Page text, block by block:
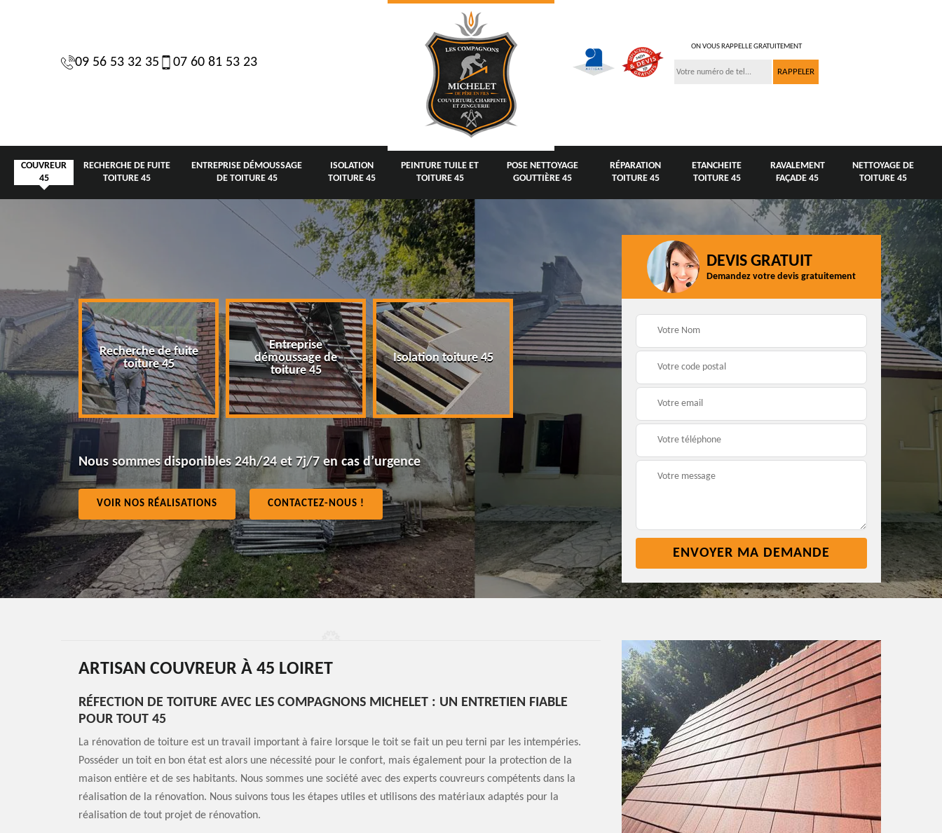
09 56 53 32 35 07 60 81 53 23
ON VOUS RAPPELLE GRATUITEMENT
COUVREUR
45
RECHERCHE DE FUITE
TOITURE 45
ENTREPRISE DÉMOUSSAGE
DE TOITURE 45
ISOLATION
TOITURE 45
PEINTURE TUILE ET
TOITURE 45
POSE NETTOYAGE
GOUTTIÈRE 45
RÉPARATION
TOITURE 45
ETANCHEITE
TOITURE 45
RAVALEMENT
FAÇADE 45
NETTOYAGE DE
TOITURE 45
45
Recherche de fuite
toiture 45
Entreprise
démoussage de
toiture 45
Isolation toiture 45
Peinture tuile et
toiture 45
Pose nettoyage
gouttière 45
Réparation toiture 45
Nous sommes disponibles 24h/24 et 7j/7 en cas d’urgence
VOIR NOS RÉALISATIONS CONTACTEZ-NOUS !
DEVIS GRATUIT
Demandez votre devis gratuitement
ARTISAN COUVREUR À 45 LOIRET
RÉFECTION DE TOITURE AVEC LES COMPAGNONS MICHELET : UN ENTRETIEN FIABLE
POUR TOUT 45
La rénovation de toiture est un travail important à faire lorsque le toit se fait un peu terni par les intempéries.
Posséder un toit en bon état est alors une nécessité pour le confort, mais également pour la protection de la
maison entière et de ses habitants. Nous sommes une société avec des experts couvreurs compétents dans la
réalisation de la rénovation. Nous suivons tous les étapes utiles et utilisons des matériaux adaptés pour la
réalisation de tout projet de rénovation.